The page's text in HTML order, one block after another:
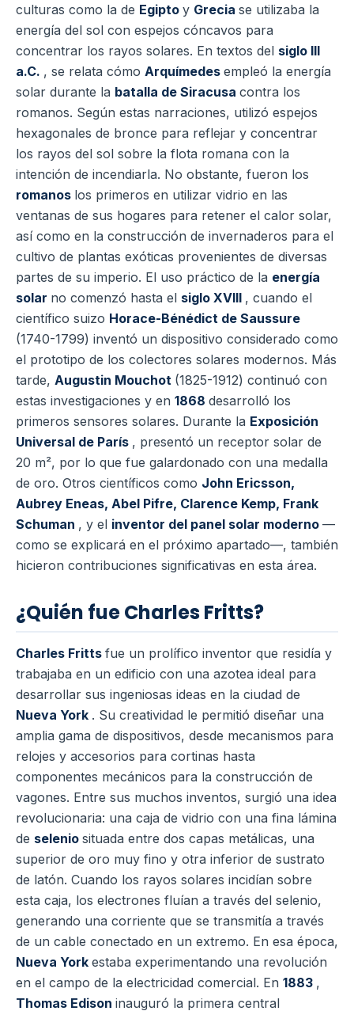
culturas como la de Egipto y Grecia se utilizaba la
energía del sol con espejos cóncavos para
concentrar los rayos solares. En textos del siglo III
a.C. , se relata cómo Arquímedes empleó la energía
solar durante la batalla de Siracusa contra los
romanos. Según estas narraciones, utilizó espejos
hexagonales de bronce para reflejar y concentrar
los rayos del sol sobre la flota romana con la
intención de incendiarla. No obstante, fueron los
romanos los primeros en utilizar vidrio en las
ventanas de sus hogares para retener el calor solar,
así como en la construcción de invernaderos para el
cultivo de plantas exóticas provenientes de diversas
partes de su imperio. El uso práctico de la energía
solar no comenzó hasta el siglo XVIII , cuando el
científico suizo Horace-Bénédict de Saussure
(1740-1799) inventó un dispositivo considerado como
el prototipo de los colectores solares modernos. Más
tarde, Augustin Mouchot (1825-1912) continuó con
estas investigaciones y en 1868 desarrolló los
primeros sensores solares. Durante la Exposición
Universal de París , presentó un receptor solar de
20 m², por lo que fue galardonado con una medalla
de oro. Otros científicos como John Ericsson,
Aubrey Eneas, Abel Pifre, Clarence Kemp, Frank
Schuman , y el inventor del panel solar moderno —
como se explicará en el próximo apartado—, también
hicieron contribuciones significativas en esta área.
¿Quién fue Charles Fritts?
Charles Fritts fue un prolífico inventor que residía y
trabajaba en un edificio con una azotea ideal para
desarrollar sus ingeniosas ideas en la ciudad de
Nueva York . Su creatividad le permitió diseñar una
amplia gama de dispositivos, desde mecanismos para
relojes y accesorios para cortinas hasta
componentes mecánicos para la construcción de
vagones. Entre sus muchos inventos, surgió una idea
revolucionaria: una caja de vidrio con una fina lámina
de selenio situada entre dos capas metálicas, una
superior de oro muy fino y otra inferior de sustrato
de latón. Cuando los rayos solares incidían sobre
esta caja, los electrones fluían a través del selenio,
generando una corriente que se transmitía a través
de un cable conectado en un extremo. En esa época,
Nueva York estaba experimentando una revolución
en el campo de la electricidad comercial. En 1883 ,
Thomas Edison inauguró la primera central